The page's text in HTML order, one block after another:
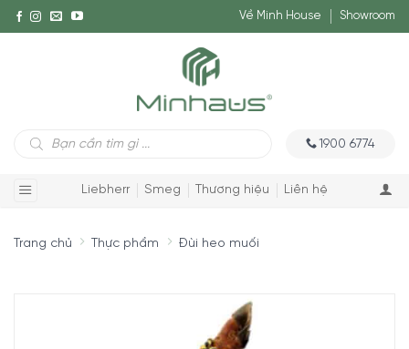
Về Minh House Showroom
Tìm
kiếm
1900 6774
Liebherr Smeg Thương hiệu Liên hệ
Trang chủ Thực phẩm Đùi heo muối